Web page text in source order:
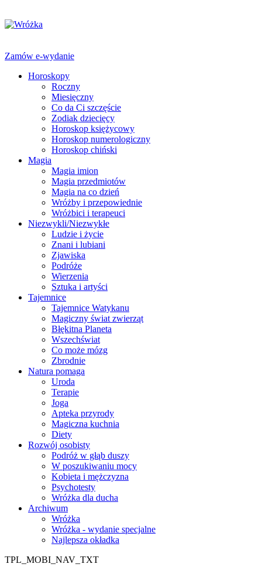
Zamów e-wydanie
Horoskopy
Roczny
Miesięczny
Co da Ci szczęście
Zodiak dziecięcy
Horoskop księżycowy
Horoskop numerologiczny
Horoskop chiński
Magia
Magia imion
Magia przedmiotów
Magia na co dzień
Wróżby i przepowiednie
Wróżbici i terapeuci
Niezwykli/Niezwykłe
Ludzie i życie
Znani i lubiani
Zjawiska
Podróże
Wierzenia
Sztuka i artyści
Tajemnice
Tajemnice Watykanu
Magiczny świat zwierząt
Błękitna Planeta
Wszechświat
Co może mózg
Zbrodnie
Natura pomaga
Uroda
Terapie
Joga
Apteka przyrody
Magiczna kuchnia
Diety
Rozwój osobisty
Podróż w głąb duszy
W poszukiwaniu mocy
Kobieta i mężczyzna
Psychotesty
Wróżka dla ducha
Archiwum
Wróżka
Wróżka - wydanie specjalne
Najlepsza okładka
TPL_MOBI_NAV_TXT